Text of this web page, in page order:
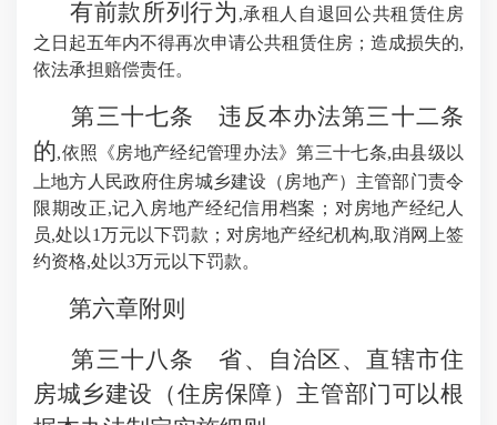
有前款所列行为 ,承租人自退回公共租赁住房
之日起五年内不得再次申请公共租赁住房；造成损失的,
依法承担赔偿责任。
第三十七条 违反本办法第三十二条
的,依照《房地产经纪管理办法》第三十七条,由县级以
上地方人民政府住房城乡建设（房地产）主管部门责令
限期改正,记入房地产经纪信用档案；对房地产经纪人
员,处以1万元以下罚款；对房地产经纪机构,取消网上签
约资格,处以3万元以下罚款。
第六章附则
第三十八条 省、自治区、直辖市住
房城乡建设（住房保障）主管部门可以根